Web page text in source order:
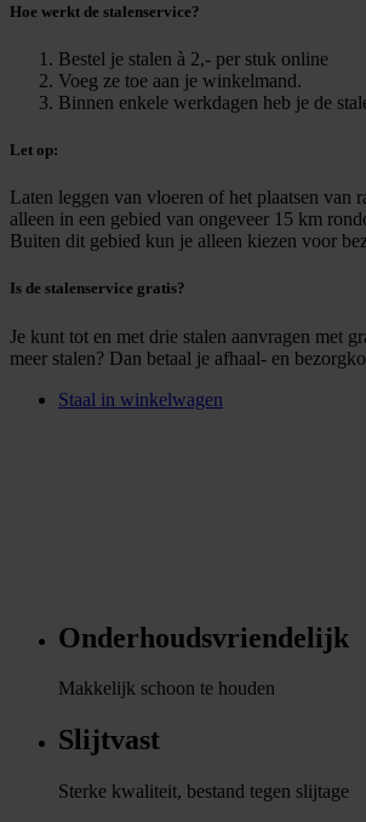
Hoe werkt de stalenservice?
Bestel je stalen à 2,- per stuk online
Voeg ze toe aan je winkelmand.
Binnen enkele werkdagen heb je de
Let op:
Laten leggen van vloeren of het plaatsen van
alleen in een gebied van ongeveer 15 km
Buiten dit gebied kun je alleen kiezen voor
Is de stalenservice gratis?
Je kunt tot en met drie stalen aanvragen met
meer stalen? Dan betaal je afhaal- en
Staal in winkelwagen
Onderhoudsvriendelijk
Makkelijk schoon te houden
Slijtvast
Sterke kwaliteit, bestand tegen slijtage